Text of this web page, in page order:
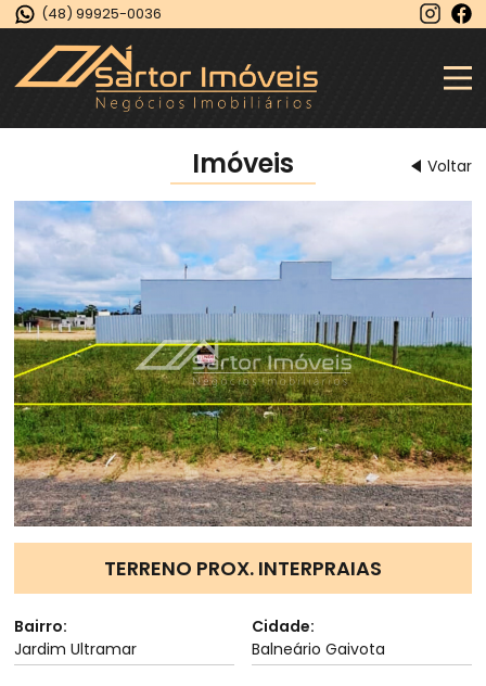
(48) 99925-0036
Voltar
Imóveis
TERRENO PROX. INTERPRAIAS
Cidade:
Balneário Gaivota
Bairro:
Jardim Ultramar